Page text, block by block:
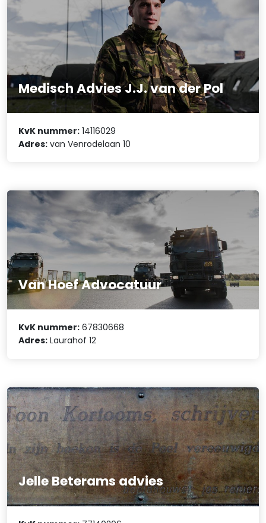
Medisch Advies J.J. van der Pol
KvK nummer: 14116029
Adres: van Venrodelaan 10
Van Hoef Advocatuur
KvK nummer: 67830668
Adres: Laurahof 12
Jelle Beterams advies